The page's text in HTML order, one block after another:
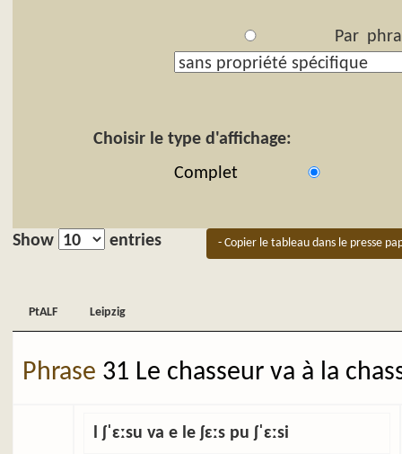
Par
Choisir le type d'affichage:
Complet
Show entries - Copier le tableau dans le presse
PtALF Leipzig
Phrase 31 Le chasseur va à la
l ʃˈɛːsu va e le ʃɛːs pu ʃˈɛːsi